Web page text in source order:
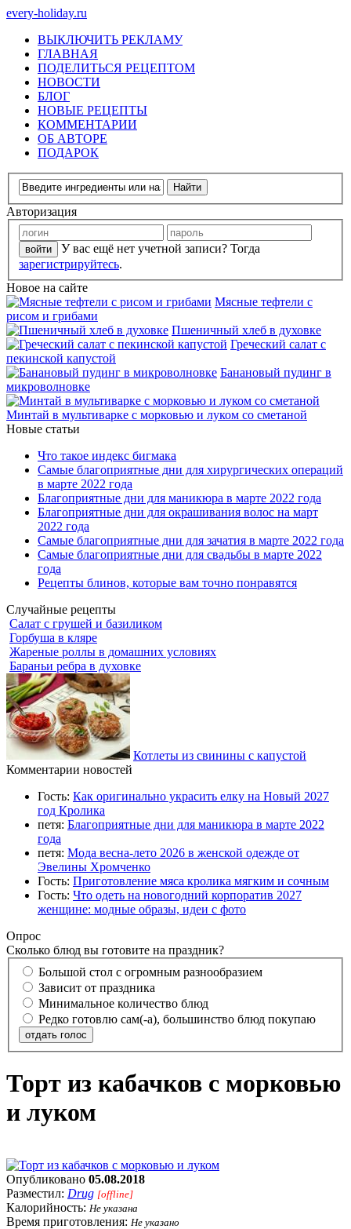
every-holiday.ru
ВЫКЛЮЧИТЬ РЕКЛАМУ
ГЛАВНАЯ
ПОДЕЛИТЬСЯ РЕЦЕПТОМ
НОВОСТИ
БЛОГ
НОВЫЕ РЕЦЕПТЫ
КОММЕНТАРИИ
ОБ АВТОРЕ
ПОДАРОК
Авторизация
У вас ещё нет учетной записи? Тогда
зарегистрируйтесь.
Новое на сайте
Мясные тефтели с
рисом и грибами
Пшеничный хлеб в духовке
Греческий салат с
пекинской капустой
Банановый пудинг в
микроволновке
Минтай в мультиварке с морковью и луком со сметаной
Новые статьи
Что такое индекс бигмака
Самые благоприятные дни для хирургических операций
в марте 2022 года
Благоприятные дни для маникюра в марте 2022 года
Благоприятные дни для окрашивания волос на март
2022 года
Самые благоприятные дни для зачатия в марте 2022 года
Самые благоприятные дни для свадьбы в марте 2022
года
Рецепты блинов, которые вам точно понравятся
Случайные рецепты
Салат с грушей и базиликом
Горбуша в кляре
Жареные роллы в домашних условиях
Бараньи ребра в духовке
Котлеты из свинины с капустой
Комментарии новостей
Гость: Как оригинально украсить елку на Новый 2027
год Кролика
петя: Благоприятные дни для маникюра в марте 2022
года
петя: Мода весна-лето 2026 в женской одежде от
Эвелины Хромченко
Гость: Приготовление мяса кролика мягким и сочным
Гость: Что одеть на новогодний корпоратив 2027
женщине: модные образы, идеи с фото
Опрос
Сколько блюд вы готовите на праздник?
Большой стол с огромным разнообразием
Зависит от праздника
Минимальное количество блюд
Редко готовлю сам(-а), большинство блюд покупаю
отдать голос
Торт из кабачков с морковью
и луком
Опубликовано 05.08.2018
Разместил: Drug [offline]
Калорийность: Не указана
Время приготовления: Не указано